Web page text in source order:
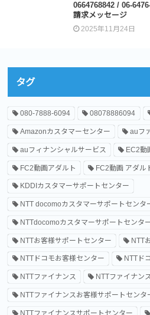
0664768842 / 06-
請求メッセージ
2025年11月24日
タグ
080-7888-6094 08078886094
Amazonカスタマーセンター auフ
auフィナンシャルサービス EC2動
FC2動画アダルト FC2動画 アダル
KDDIカスタマーサポートセンター
NTT docomoカスタマーサポートセンタ
NTTdocomoカスタマーサポートセンタ
NTTお客様サポートセンター NTT
NTTドコモお客様センター NTTド
NTTファイナンス NTTファイナン
NTTファイナンスお客様サポートセンタ
NTTファイナンスサポートセンター